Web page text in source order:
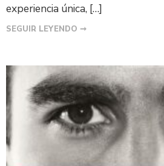
experiencia única, […]
SEGUIR LEYENDO ➞